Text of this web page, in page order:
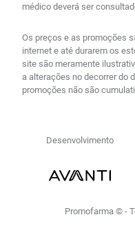
médico deverá ser
Os preços e as promoções
internet e até durarem os
site são meramente
a alterações no decorrer do
promoções não são
Desenvolvimento
Promofarma © -